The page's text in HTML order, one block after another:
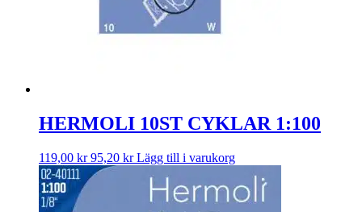
HERMOLI 10ST CYKLAR 1:100
119,00 kr 95,20 kr Lägg till i varukorg